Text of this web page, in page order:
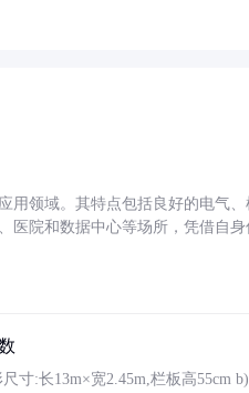
用领域。其特点包括良好的电气
医院和数据中心等场所，凭借自
寸:长13m×宽2.45m,栏板高55cm